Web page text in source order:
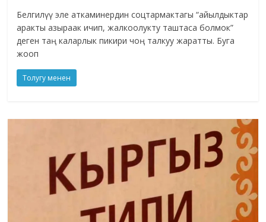
Белгилүү эле аткаминердин соцтармактагы “айылдыктар
аракты азыраак ичип, жалкоолукту таштаса болмок”
деген таң каларлык пикири чоң талкуу жаратты. Буга
жооп
Толугу менен